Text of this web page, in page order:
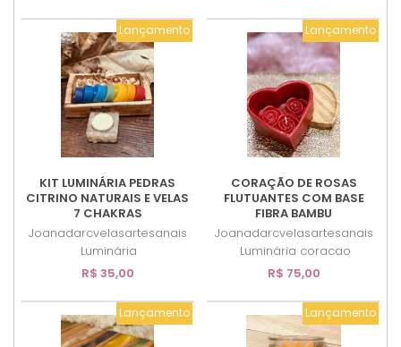
Lançamento
KIT LUMINÁRIA PEDRAS
CITRINO NATURAIS E VELAS
7 CHAKRAS
Joanadarcvelasartesanais
Luminária
R$ 35,00
Lançamento
CORAÇÃO DE ROSAS
FLUTUANTES COM BASE
FIBRA BAMBU
Joanadarcvelasartesanais
Luminária coracao
R$ 75,00
Lançamento Lançamento